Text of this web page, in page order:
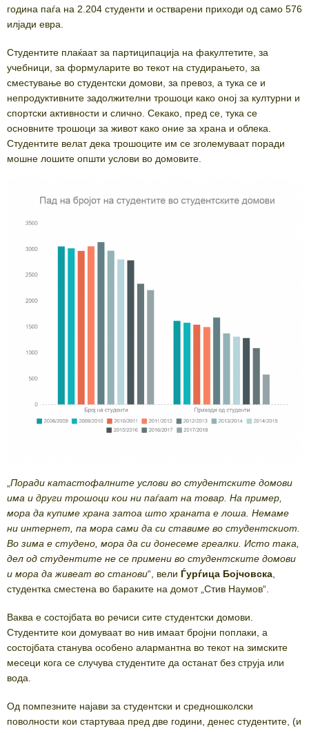
година паѓа на 2.204 студенти и остварени приходи од само 576
илјади евра.
Студентите плаќаат за партиципација на факултетите, за
учебници, за формуларите во текот на студирањето, за
сместување во студентски домови, за превоз, а тука се и
непродуктивните задолжителни трошоци како оној за културни и
спортски активности и слично. Секако, пред се, тука се
основните трошоци за живот како оние за храна и облека.
Студентите велат дека трошоците им се зголемуваат поради
мошне лошите општи услови во домовите.
Поради катастофалните услови во студентските домови
има и други трошоци кои ни паѓаат на товар. На пример,
мора да купиме храна затоа што храната е лоша. Немаме
ни интернет, па мора сами да си ставиме во студентскиот.
Во зима е студено, мора да си донесеме греалки. Исто така,
дел од студентите не се примени во студентските домови
и мора да живеат во станови“, вели Ѓурѓица Бојчовска
студентка сместена во бараките на домот „Стив Наумов“.
Ваква е состојбата во речиси сите студентски домови.
Студентите кои домуваат во нив имаат бројни поплаки, а
состојбата станува особено алармантна во текот на зимските
месеци кога се случува студентите да останат без струја или
вода.
Од помпезните најави за студентски и средношколски
поволности кои стартуваа пред две години, денес студентите, (и